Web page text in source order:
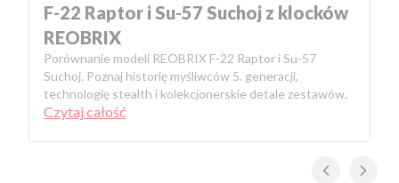
F-22 Raptor i Su-57 Suchoj z klocków
REOBRIX
Porównanie modeli REOBRIX F-22 Raptor i Su-57
Suchoj. Poznaj historię myśliwców 5. generacji,
technologię stealth i kolekcjonerskie detale zestawów.
Czytaj całość